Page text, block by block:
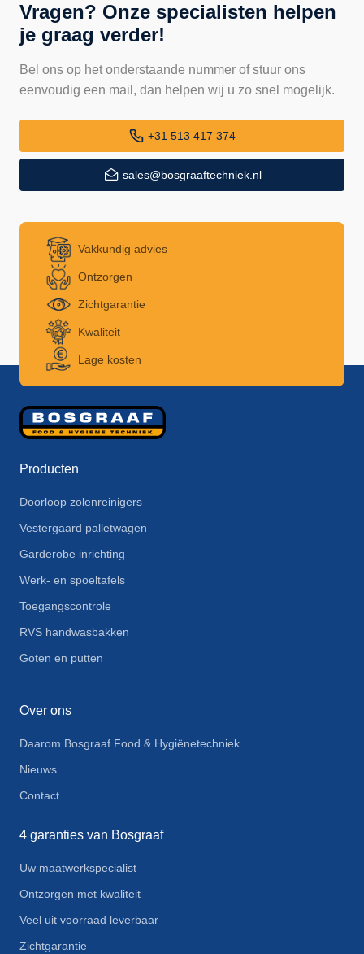
Vragen? Onze specialisten helpen
je graag verder!
Bel ons op het onderstaande nummer of stuur ons
eenvoudig een mail, dan helpen wij u zo snel mogelijk.
+31 513 417 374
sales@bosgraaftechniek.nl
Vakkundig advies
Ontzorgen
Zichtgarantie
Kwaliteit
Lage kosten
Producten
Doorloop zolenreinigers
Vestergaard palletwagen
Garderobe inrichting
Werk- en spoeltafels
Toegangscontrole
RVS handwasbakken
Goten en putten
Over ons
Daarom Bosgraaf Food & Hygiënetechniek
Nieuws
Contact
4 garanties van Bosgraaf
Uw maatwerkspecialist
Ontzorgen met kwaliteit
Veel uit voorraad leverbaar
Zichtgarantie